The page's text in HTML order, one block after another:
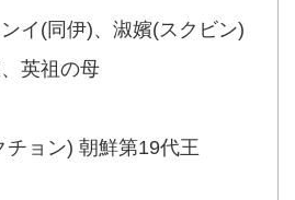
ンイ(同伊)、淑嬪(スクビン)
英祖の母
チョン) 朝鮮第19代王